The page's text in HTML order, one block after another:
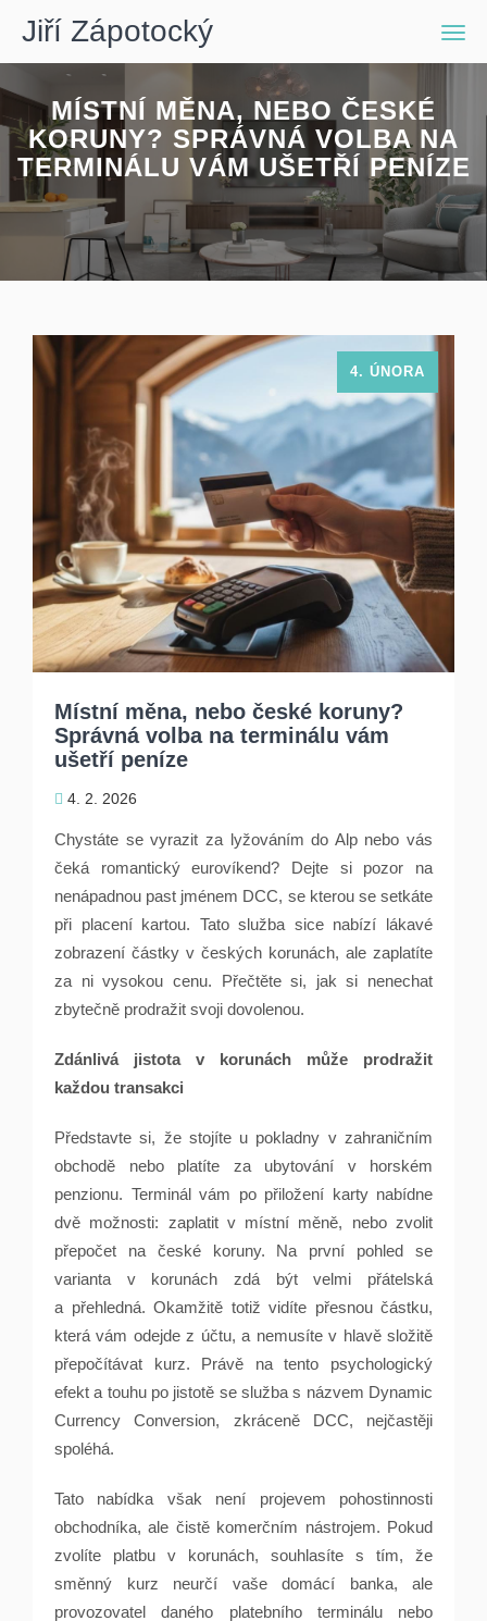
Jiří Zápotocký
MÍSTNÍ MĚNA, NEBO ČESKÉ
KORUNY? SPRÁVNÁ VOLBA NA
TERMINÁLU VÁM UŠETŘÍ PENÍZE
Místní měna, nebo české koruny?
Správná volba na terminálu vám
ušetří peníze
4. 2. 2026
4. ÚNORA
Chystáte se vyrazit za lyžováním do Alp nebo vás
čeká romantický eurovíkend? Dejte si pozor na
nenápadnou past jménem DCC, se kterou se setkáte
při placení kartou. Tato služba sice nabízí lákavé
zobrazení částky v českých korunách, ale zaplatíte
za ni vysokou cenu. Přečtěte si, jak si nenechat
zbytečně prodražit svoji dovolenou.
Zdánlivá jistota v korunách může prodražit
každou transakci
Představte si, že stojíte u pokladny v zahraničním
obchodě nebo platíte za ubytování v horském
penzionu. Terminál vám po přiložení karty nabídne
dvě možnosti: zaplatit v místní měně, nebo zvolit
přepočet na české koruny. Na první pohled se
varianta v korunách zdá být velmi přátelská
a přehledná. Okamžitě totiž vidíte přesnou částku,
která vám odejde z účtu, a nemusíte v hlavě složitě
přepočítávat kurz. Právě na tento psychologický
efekt a touhu po jistotě se služba s názvem Dynamic
Currency Conversion, zkráceně DCC, nejčastěji
spoléhá.
Tato nabídka však není projevem pohostinnosti
obchodníka, ale čistě komerčním nástrojem. Pokud
zvolíte platbu v korunách, souhlasíte s tím, že
směnný kurz neurčí vaše domácí banka, ale
provozovatel daného platebního terminálu nebo